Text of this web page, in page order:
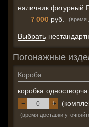
наличник фигурный
— 7 000 руб. (время
Выбрать
Погонажные
Короба
коробка
+
−
(время доставки